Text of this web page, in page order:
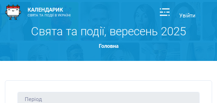
КАЛЕНДАРИК
СВЯТА ТА ПОДІЇ В УКРАЇНІ Увійти
Свята та події, вересень 2025
Головна
Період